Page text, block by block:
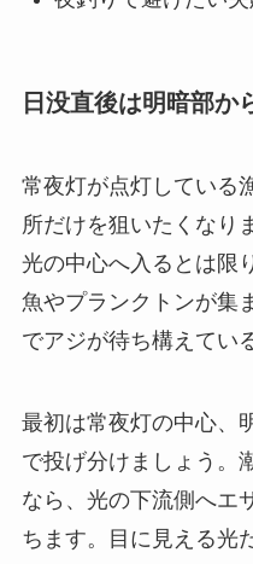
日没直後は明暗部か
常夜灯が点灯している
所だけを狙いたくなり
光の中心へ入るとは限
魚やプランクトンが集
でアジが待ち構えてい
最初は常夜灯の中心、
で投げ分けましょう。
なら、光の下流側へエ
ちます。目に見える光